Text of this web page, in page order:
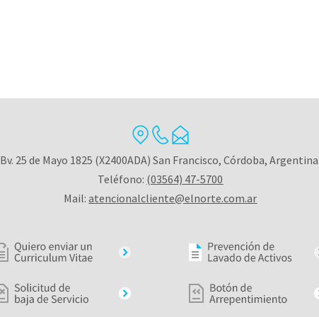
Bv. 25 de Mayo 1825 (X2400ADA) San Francisco, Córdoba,
Teléfono: (03564) 47-5700
Mail:atencionalcliente@elnorte.com.ar